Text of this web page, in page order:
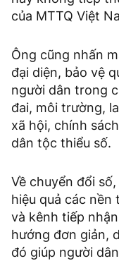
của MTTQ Việt
Ông cũng nhấn
đại diện, bảo vệ
người dân trong
đai, môi trường,
xã hội, chính
dân tộc thiểu số.
Về chuyển đổi
hiệu quả các nền
và kênh tiếp
hướng đơn giản,
đó giúp người